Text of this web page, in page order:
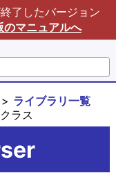
了したバージョン
のマニュアルへ
ライブラリ一覧
ラス